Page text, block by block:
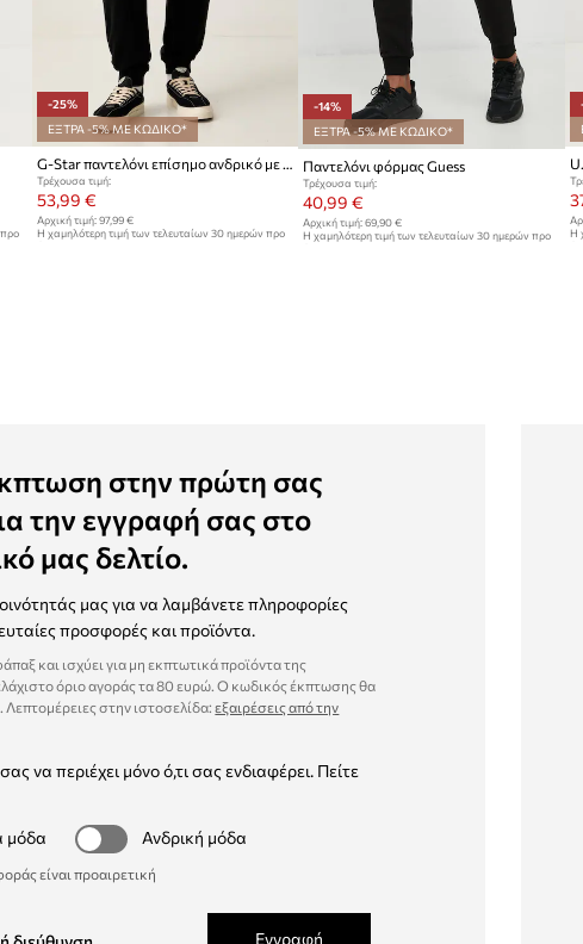
-25%
ΕΞΤΡΑ -5% ΜΕ ΚΩΔΙΚΟ*
G-Star παντελόνι επίσημο ανδρικό με βαμβάκι Core
Τρέχουσα τιμή:
53,99 €
Αρχική τιμή:97,99 €
Η χαμηλότερη τιμή των τελευταίων 30 ημερών προ
-14%
ΕΞΤΡΑ -5% ΜΕ ΚΩΔΙΚΟ*
Παντελόνι φόρμας Guess
Τρέχουσα τιμή:
40,99 €
Αρχική τιμή: 69,90 €
Η χαμηλότερη τιμή των τελευταίων 30 ημερών προ
Η
στην πρώτη σας
την εγγραφή σας στο
μας δελτίο.
μας για να λαμβάνετε πληροφορίες
προσφορές και προϊόντα.
και ισχύει για μη εκπτωτικά προϊόντα της
όριο αγοράς τα 80 ευρώ. Ο κωδικός έκπτωσης θα
στην ιστοσελίδα:εξαιρέσεις από την
να περιέχει μόνο ό,τι σας ενδιαφέρει. Πείτε
μόδα
Ανδρική μόδα
είναι προαιρετική
Εγγραφή